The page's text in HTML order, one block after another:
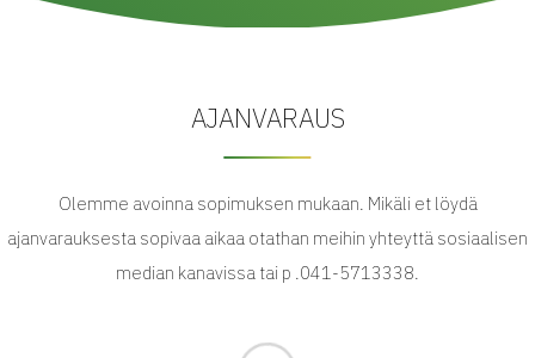
AJANVARAUS
Olemme avoinna sopimuksen mukaan. Mikäli et löydä
ajanvarauksesta sopivaa aikaa otathan meihin yhteyttä sosiaalisen
median kanavissa tai p .041-5713338.